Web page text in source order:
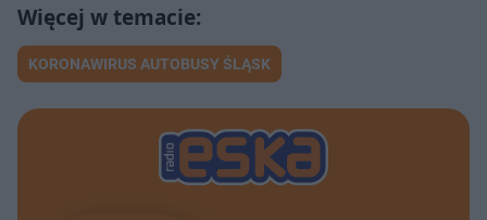
KORONAWIRUS AUTOBUSY ŚLĄSK